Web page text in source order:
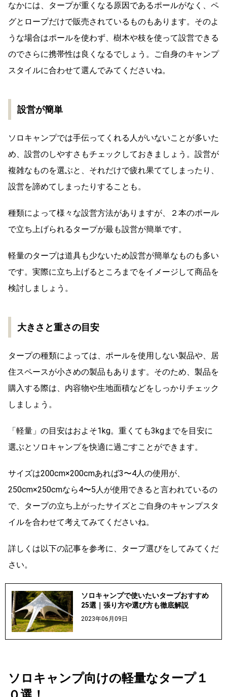
なかには、タープが重くなる原因であるポールがなく、ペ
グとロープだけで販売されているものもあります。そのよ
うな場合はポールを使わず、樹木や枝を使って設営できる
のでさらに携帯性は良くなるでしょう。ご自身のキャンプ
スタイルに合わせて選んでみてくださいね。
設営が簡単
ソロキャンプでは手伝ってくれる人がいないことが多いた
め、設営のしやすさもチェックしておきましょう。設営が
複雑なものを選ぶと、それだけで疲れ果ててしまったり、
設営を諦めてしまったりすることも。
種類によって様々な設営方法がありますが、２本のポール
で立ち上げられるタープが最も設営が簡単です。
軽量のタープは道具も少ないため設営が簡単なものも多い
です。実際に立ち上げるところまでをイメージして商品を
検討しましょう。
大きさと重さの目安
タープの種類によっては、ポールを使用しない製品や、居
住スペースが小さめの製品もあります。そのため、製品を
購入する際は、内容物や生地面積などをしっかりチェック
しましょう。
「軽量」の目安はおよそ1kg。重くても3kgまでを目安に
選ぶとソロキャンプを快適に過ごすことができます。
サイズは200cm×200cmあれば3〜4人の使用が、
250cm×250cmなら4〜5人が使用できると言われているの
で、タープの立ち上がったサイズとご自身のキャンプスタ
イルを合わせて考えてみてくださいね。
詳しくは以下の記事を参考に、タープ選びをしてみてくだ
さい。
ソロキャンプで使いたいタープおすすめ
25選｜張り方や選び方も徹底解説
2023年06月09日
ソロキャンプ向けの軽量なタープ１